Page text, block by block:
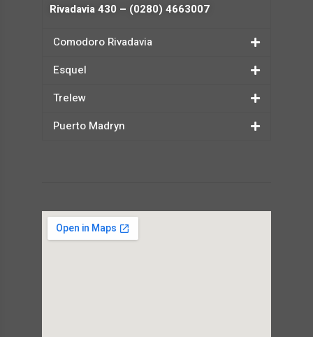
Rivadavia 430 – (0280) 4663007
Comodoro Rivadavia
Esquel
Trelew
Puerto Madryn